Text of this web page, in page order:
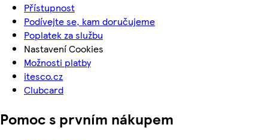
Přístupnost
Podívejte se, kam doručujeme
Poplatek za službu
Nastavení Cookies
Možnosti platby
itesco.cz
Clubcard
Pomoc s prvním nákupem